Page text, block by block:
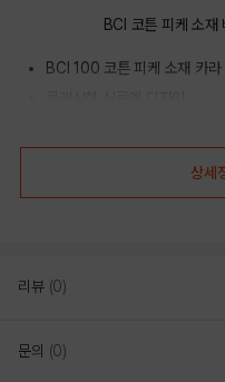
BCI 코튼 피케 소재
BCI 100 코튼 피케 소재 카라
상세
리뷰 (0)
문의 (0)